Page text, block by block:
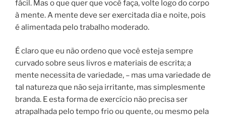
fácil. Mas o que quer que você faça, volte logo do corpo
à mente. A mente deve ser exercitada dia e noite, pois
é alimentada pelo trabalho moderado.
É claro que eu não ordeno que você esteja sempre
curvado sobre seus livros e materiais de escrita; a
mente necessita de variedade, – mas uma variedade de
tal natureza que não seja irritante, mas simplesmente
branda. E esta forma de exercício não precisa ser
atrapalhada pelo tempo frio ou quente, ou mesmo pela